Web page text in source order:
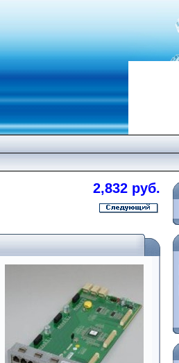
2,832 руб.